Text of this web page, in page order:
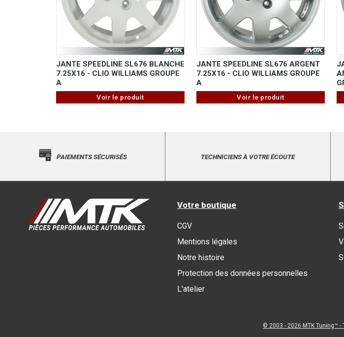
JANTE SPEEDLINE SL676 BLANCHE
7.25X16 - CLIO WILLIAMS GROUPE
A
Voir le produit
JANTE SPEEDLINE SL676 ARGENT
7.25X16 - CLIO WILLIAMS GROUPE
A
Voir le produit
PAIEMENTS SÉCURISÉS TECHNICIENS À VOTRE ÉCOUTE
Votre boutique
CGV
Mentions légales
Notre histoire
Protection des données personnelles
L'atelier
© 2003 - 2026 MTK Tuning™ -